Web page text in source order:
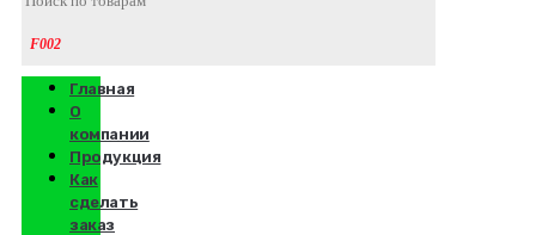
Главная
О
компании
Продукция
Как
сделать
заказ